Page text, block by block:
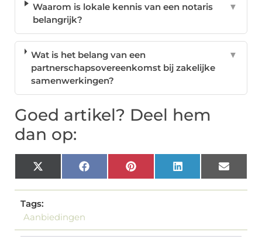
Waarom is lokale kennis van een notaris
belangrijk?
▼
Wat is het belang van een
partnerschapsovereenkomst bij zakelijke
samenwerkingen?
▼
Goed artikel? Deel hem
dan op:
X
(Twitter)
FacebookPinterest LinkedIn Email
Tags:
Aanbiedingen